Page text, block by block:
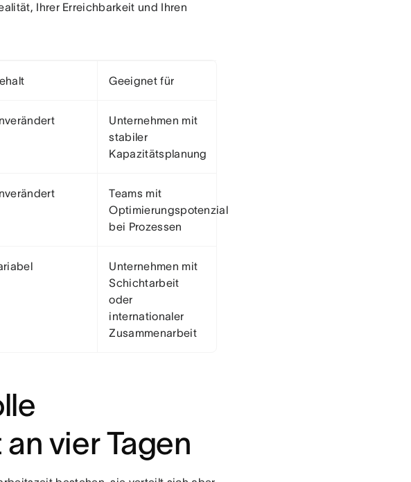
Ihrer Erreichbarkeit und Ihren
Geeignet für
Unternehmen mit
stabiler
Kapazitätsplanung
Teams mit
Optimierungspotenzial
bei Prozessen
Unternehmen mit
Schichtarbeit
oder
internationaler
Zusammenarbeit
vier Tagen